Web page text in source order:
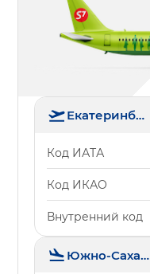
Екатеринбург
Код ИАТА
Код ИКАО
Внутренний код
Южно-Сахалинск